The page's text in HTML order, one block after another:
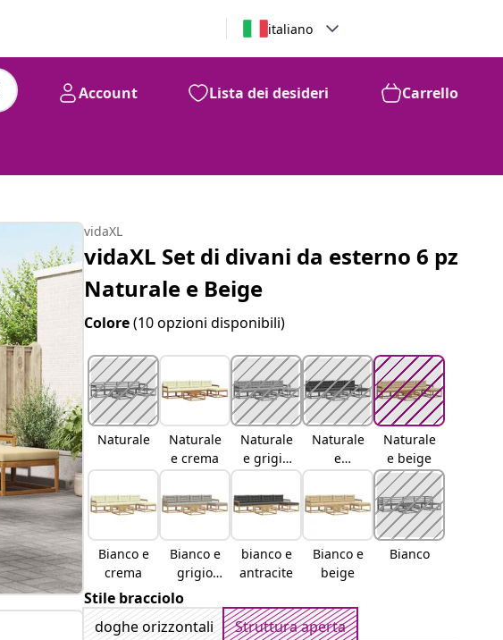
italiano
Account Lista dei desideri Carrello
99
vidaXL
vidaXL Set di divani da esterno 6 pz
Naturale e Beige
Colore(10 opzioni disponibili)
Naturale
Naturale
e crema
Naturale
e grigio
chiaro
Naturale
e
antracite
Naturale
e beige
Bianco e
crema
Bianco e
grigio
chiaro
bianco e
antracite
Bianco e
beige
Bianco
Stile bracciolo
doghe orizzontali
Struttura aperta